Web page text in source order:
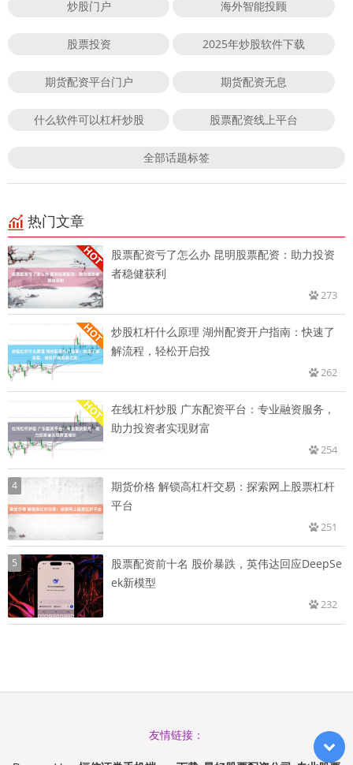
炒股门户 海外智能投顾
股票投资 2025年炒股软件下载
期货配资平台门户 期货配资无息
什么软件可以杠杆炒股 股票配资线上平台
全部话题标签
热门文章
股票配资亏了怎么办 昆明股票配资：助力投资
者稳健获利
273
炒股杠杆什么原理 湖州配资开户指南：快速了
解流程，轻松开启投
262
在线杠杆炒股 广东配资平台：专业融资服务，
助力投资者实现财富
254
4
期货价格 解锁高杠杆交易：探索网上股票杠杆
平台
251
5
股票配资前十名 股价暴跌，英伟达回应DeepSe
ek新模型
232
友情链接：